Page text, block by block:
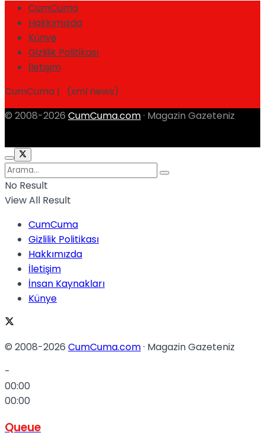
CumCuma
Hakkımızda
Künye
Gizlilik Politikası
İletişim
CumCuma | (xml news)
© 2008-2026 CumCuma.com · Magazin Gazeteniz
No Result
View All Result
CumCuma
Gizlilik Politikası
Hakkımızda
İletişim
İnsan Kaynakları
Künye
© 2008-2026 CumCuma.com· Magazin Gazeteniz
-
00:00
00:00
Queue